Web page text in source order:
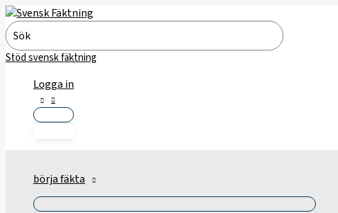
Hoppa
till
innehåll
Search
for:
Stöd svensk fäktning
Logga in
börja fäkta